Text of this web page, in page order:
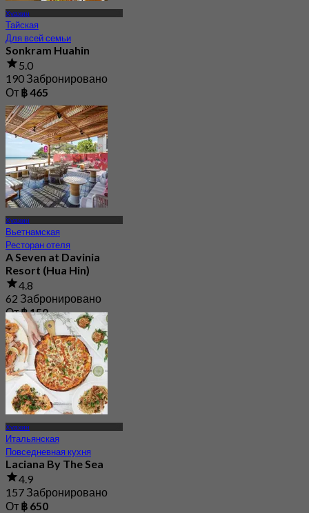
Хуахин
Тайская
Для всей семьи
Sonkram Huahin
5.0
190 Забронировано
От ฿ 465
Хуахин
Вьетнамская
Ресторан отеля
A Seven at Davinia
Resort (Hua Hin)
4.8
62 Забронировано
От฿ 150
Хуахин
Итальянская
Повседневная кухня
Laciana By The Sea
4.9
157 Забронировано
От ฿ 650